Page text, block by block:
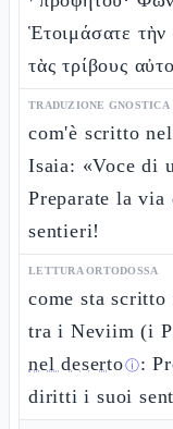
Ἑτοιμάσατε τὴν
τὰς τρίβους
TRADUZIONE GNOSTICA
com'è scritto
Isaia: «Voce di
Preparate la
sentieri!
LETTURA ORTODOSSA
come sta
tra i Neviim (i
nel desertoⓘ:
diritti i suoi